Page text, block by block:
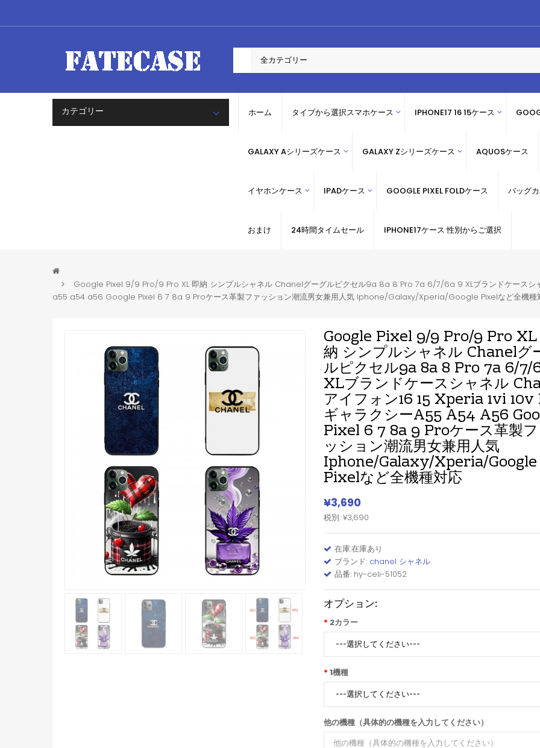
カテゴリー ホーム タイプから選択スマホケース IPHONE17 16 15ケース
GALAXY Aシリーズケース GALAXY Zシリーズケース AQUOSケース
イヤホンケース IPADケース GOOGLE PIXEL FOLDケース バッグ
おまけ 24時間タイムセール IPHONE17ケース 性別からご選択
Google Pixel 9/9 Pro/9 Pro XL 即納 シンプルシャネル Chanelグーグルピクセル9a 8a 8 Pro 7a 6/7/6a 9 XLブランドケースシ
a55 a54 a56 Google Pixel 6 7 8a 9 Proケース革製ファッション潮流男女兼用人気 Iphone/Galaxy/Xperia/Google Pixelなど全機種
Google Pixel 9/9 Pro/9 Pro XL
納 シンプルシャネル Chanelグ
ルピクセル9a 8a 8 Pro 7a 6/7/
XLブランドケースシャネル
アイフォン16 15 Xperia 1vi
ギャラクシーa55 A54 A56
Pixel 6 7 8a 9 Proケース革製
ッション潮流男女兼用人気
Iphone/Galaxy/Xperia/Google
Pixelなど全機種対応
¥3,690
税別: ¥3,690
在庫:在庫あり
ブランド: chanel シャネル
品番: hy-celi-51052
オプション:
2カラー
1機種
他の機種（具体的の機種を入力してください）